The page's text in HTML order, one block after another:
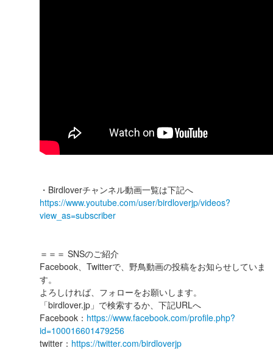
・Birdloverチャンネル動画一覧は下記へ
https://www.youtube.com/user/birdloverjp/videos?
view_as=subscriber
＝＝＝ SNSのご紹介
Facebook、Twitterで、野鳥動画の投稿をお知らせしていま
す。
よろしければ、フォローをお願いします。
「birdlover.jp」で検索するか、下記URLへ
Facebook： https://www.facebook.com/profile.php?
id=100016601479256
twitter： https://twitter.com/birdloverjp